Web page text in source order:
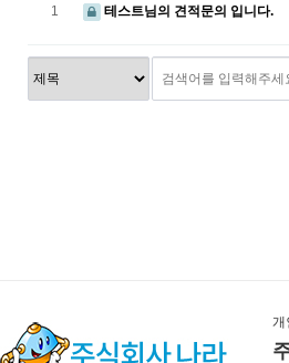
1 테스트님의 견적문의 입니다.
개